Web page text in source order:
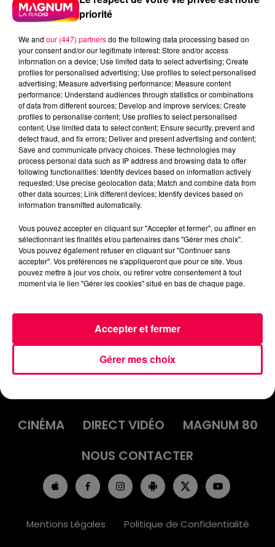
podcasts/2025/03/DJMAG140325.mp3
DJ MAGOUILLE DU 14/03/25 AVEC
PAULINE DE MEMENIL
INFOS
EMISSIONS
CINÉMA
DIRECT VIDÉO
MAGNUM 80
NOUS CONTACTER
Mentions Légales Politique de Confidentialité
priorité
We and our (447) partnersdo the following data processing based on
your consent and/or our legitimate interest: Store and/or access
information on a device; Use limited data to select advertising; Create
profiles for personalised advertising; Use profiles to select personalised
advertising; Measure advertising performance; Measure content
performance; Understand audiences through statistics or combinations
of data from different sources; Develop and improve services; Create
profiles to personalise content; Use profiles to select personalised
content; Use limited data to select content; Ensure security, prevent and
detect fraud, and fix errors; Deliver and present advertising and content;
Save and communicate privacy choices. These technologies may
process personal data such as IP address and browsing data to offer
following functionalities: Identify devices based on information actively
requested; Use precise geolocation data; Match and combine data from
other data sources; Link different devices; Identify devices based on
information transmitted automatically.
Vous pouvez accepter en cliquant sur "Accepter et fermer", ou affiner en
sélectionnant les finalités et/ou partenaires dans "Gérer mes choix".
Vous pouvez également refuser en cliquant sur "Continuer sans
accepter". Vos préférences ne s'appliqueront que pour ce site. Vous
pouvez mettre à jour vos choix, ou retirer votre consentement à tout
moment via le lien "Gérer les cookies" situé en bas de chaque page.
Gérer mes choix
Accepter et fermer